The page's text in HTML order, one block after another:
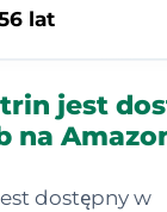
lat
jest
na
dostępny w